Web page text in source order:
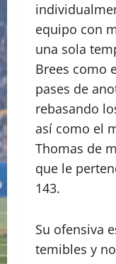
equipo con
una sola
Brees como
pases de
rebasando
así como el
Thomas de
que le
143.
Su ofensiva
temibles y